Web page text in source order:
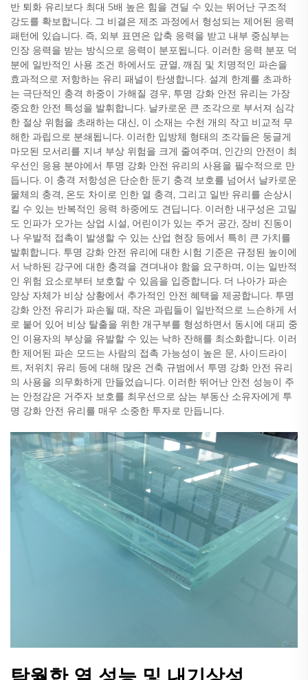
반 퇴화 유리보다 최대 5배 높은 힘을 견딜 수 있는 뛰어난 구조적
강도를 확보합니다. 그 비결은 제조 과정에서 형성되는 제어된 응력
패턴에 있습니다. 즉, 외부 표면은 압축 응력을 받고 내부 중심부는
인장 응력을 받는 방식으로 응력이 분포됩니다. 이러한 응력 분포 덕
분에 일반적인 사용 조건 하에서도 균열, 깨짐 및 치명적인 파손을
효과적으로 저항하는 유리 패널이 탄생합니다. 설계 한계를 초과하
는 극단적인 충격 하중이 가해질 경우, 투명 강화 안전 유리는 가장
중요한 안전 특성을 발휘합니다. 날카로운 큰 조각으로 부서져 심각
한 절상 위험을 초래하는 대신, 이 소재는 수천 개의 작고 비교적 무
해한 과립으로 분쇄됩니다. 이러한 입방체 형태의 조각들은 둥글게
마모된 모서리를 지녀 부상 위험을 크게 줄여주며, 인간의 안전이 최
우선인 응용 분야에서 투명 강화 안전 유리의 사용을 필수적으로 만
듭니다. 이 충격 저항성은 단순한 둔기 충격 보호를 넘어서 날카로운
물체의 충격, 온도 차이로 인한 열 충격, 그리고 일반 유리를 손상시
킬 수 있는 반복적인 응력 하중에도 견딥니다. 이러한 내구성은 고밀
도 인파가 오가는 상업 시설, 어린이가 있는 주거 공간, 장비 진동이
나 우발적 접촉이 발생할 수 있는 산업 현장 등에서 특히 큰 가치를
발휘합니다. 투명 강화 안전 유리에 대한 시험 기준은 규정된 높이에
서 낙하된 강구에 대한 충격을 견뎌내야 함을 요구하며, 이는 일반적
인 위험 요소로부터 보호할 수 있음을 입증합니다. 더 나아가 파손
양상 자체가 비상 상황에서 추가적인 안전 혜택을 제공합니다. 투명
강화 안전 유리가 파손될 때, 작은 과립들이 일반적으로 느슨하게 서
로 붙어 있어 비상 탈출을 위한 개구부를 형성하면서 동시에 대피 중
인 이용자의 부상을 유발할 수 있는 낙하 잔해를 최소화합니다. 이러
한 제어된 파손 모드는 사람의 접촉 가능성이 높은 문, 사이드라이
트, 저위치 유리 등에 대해 많은 건축 규범에서 투명 강화 안전 유리
의 사용을 의무화하게 만들었습니다. 이러한 뛰어난 안전 성능이 주
는 안정감은 거주자 보호를 최우선으로 삼는 부동산 소유자에게 투
명 강화 안전 유리를 매우 소중한 투자로 만듭니다.